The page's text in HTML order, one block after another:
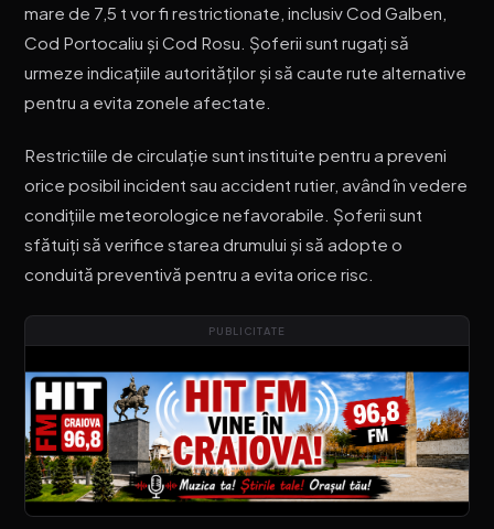
mare de 7,5 t vor fi restrictionate, inclusiv Cod Galben,
Cod Portocaliu și Cod Rosu. Șoferii sunt rugați să
urmeze indicațiile autorităților și să caute rute alternative
pentru a evita zonele afectate.
Restrictiile de circulație sunt instituite pentru a preveni
orice posibil incident sau accident rutier, având în vedere
condițiile meteorologice nefavorabile. Șoferii sunt
sfătuiți să verifice starea drumului și să adopte o
conduită preventivă pentru a evita orice risc.
PUBLICITATE